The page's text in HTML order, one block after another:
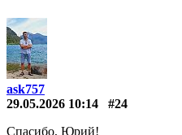
ask757
29.05.2026 10:14
#24
Спасибо, Юрий!